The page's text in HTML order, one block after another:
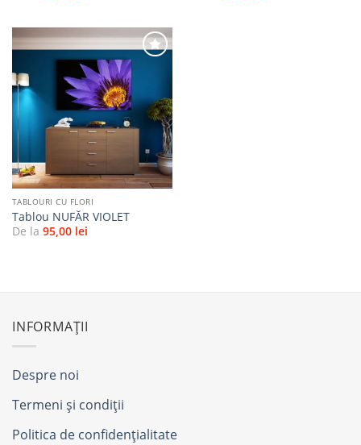
Adaugă
la
favorite
TABLOURI CU FLORI
Tablou NUFĂR VIOLET
De la 95,00 lei
INFORMAȚII
Despre noi
Termeni și condiții
Politica de confidențialitate